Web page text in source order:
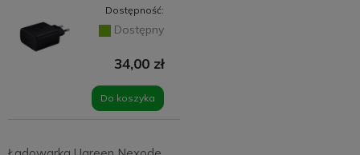
Dostępność:
Dostępny
34,00 zł
Do koszyka